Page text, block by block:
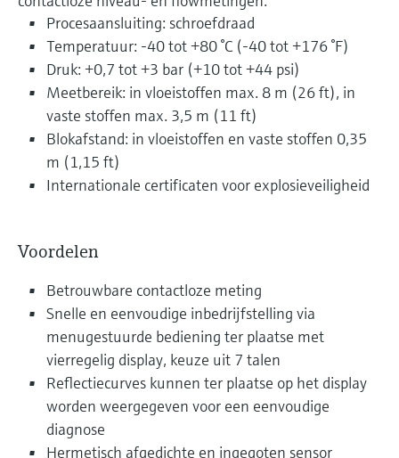
Procesaansluiting: schroefdraad
Temperatuur: -40 tot +80 °C (-40 tot +176 °F)
Druk: +0,7 tot +3 bar (+10 tot +44 psi)
Meetbereik: in vloeistoffen max. 8 m (26 ft), in
vaste stoffen max. 3,5 m (11 ft)
Blokafstand: in vloeistoffen en vaste stoffen 0,35
m (1,15 ft)
Internationale certificaten voor explosieveiligheid
Voordelen
Betrouwbare contactloze meting
Snelle en eenvoudige inbedrijfstelling via
menugestuurde bediening ter plaatse met
vierregelig display, keuze uit 7 talen
Reflectiecurves kunnen ter plaatse op het display
worden weergegeven voor een eenvoudige
diagnose
Hermetisch afgedichte en ingegoten sensor